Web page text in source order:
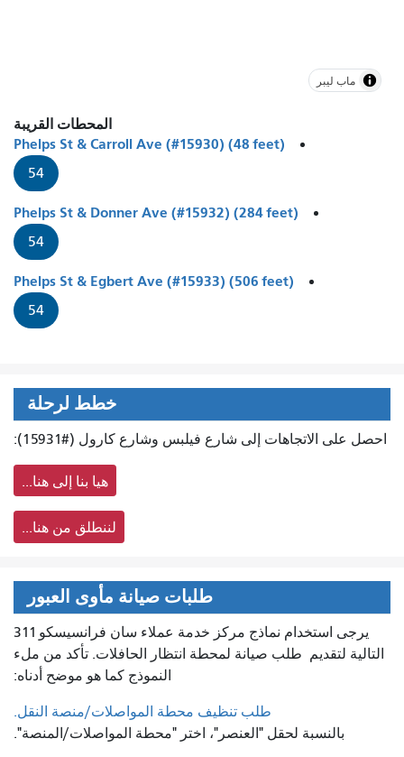
ماب ليبر
المحطات القريبة
Phelps St & Carroll Ave (#15930) (48 feet)
54
Phelps St & Donner Ave (#15932) (284 feet)
54
Phelps St & Egbert Ave (#15933) (506 feet)
54
خطط لرحلة
احصل على الاتجاهات إلى شارع فيلبس وشارع كارول (#15931):
هيا بنا إلى هنا...
لننطلق من هنا...
طلبات صيانة مأوى العبور
يرجى استخدام نماذج مركز خدمة عملاء سان فرانسيسكو 311
التالية لتقديم طلب صيانة لمحطة انتظار الحافلات. تأكد من ملء
النموذج كما هو موضح أدناه:
طلب تنظيف محطة المواصلات/منصة النقل.
بالنسبة لحقل "العنصر"، اختر "محطة المواصلات/المنصة".